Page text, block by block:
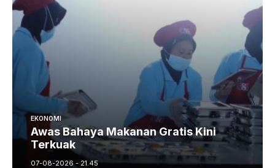
EKONOMI
Awas Bahaya Makanan Gratis Kini
Terkuak
07-08-2026 - 21.45